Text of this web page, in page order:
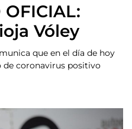
OFICIAL:
Vóley
que en el día de hoy
de coronavirus positivo